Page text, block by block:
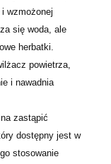
wzmożonej
się woda, ale
herbatki.
powietrza,
i nawadnia
zastąpić
dostępny jest w
stosowanie